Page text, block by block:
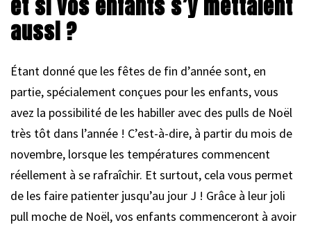
et si vos enfants s’y mettaient
aussi ?
Étant donné que les fêtes de fin d’année sont, en
partie, spécialement conçues pour les enfants, vous
avez la possibilité de les habiller avec des pulls de Noël
très tôt dans l’année ! C’est-à-dire, à partir du mois de
novembre, lorsque les températures commencent
réellement à se rafraîchir. Et surtout, cela vous permet
de les faire patienter jusqu’au jour J ! Grâce à leur joli
pull moche de Noël, vos enfants commenceront à avoir